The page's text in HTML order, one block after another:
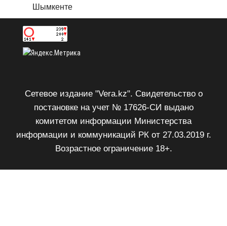
Шымкенте
Сетевое издание "Vera.kz". Свидетельство о
постановке на учет № 17626-СИ выдано
комитетом информации Министерства
информации и коммуникаций РК от 27.03.2019 г.
Возрастное ограничение 18+.